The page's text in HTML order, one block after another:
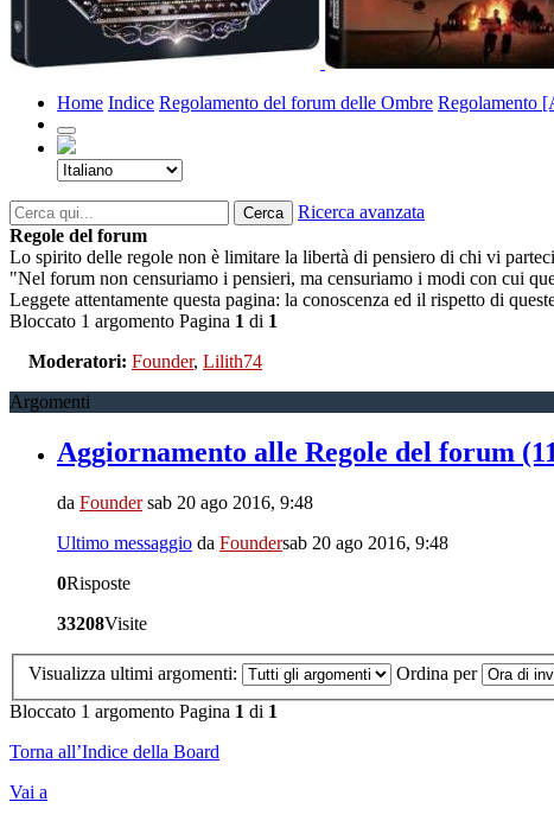
Home Indice Regolamento del forum delle Ombre Regolamento
Cerca
Ricerca avanzata
Regole del forum
Lo spirito delle regole non è limitare la libertà di pensiero di chi vi
"Nel forum non censuriamo i pensieri, ma censuriamo i modi con cui
Leggete attentamente questa pagina: la conoscenza ed il rispetto di
Bloccato 1 argomento Pagina 1 di 1
Moderatori: Founder, Lilith74
Argomenti
Aggiornamento alle Regole del forum
da Founder sab 20 ago 2016, 9:48
Ultimo messaggio da Foundersab 20 ago 2016, 9:48
0Risposte
33208Visite
Visualizza ultimi argomenti:
Ordina per
Bloccato 1 argomento Pagina 1 di 1
Torna all’Indice della Board
Vai a